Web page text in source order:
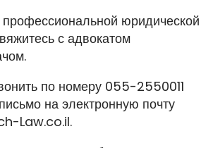
юридической
с адвокатом
по номеру 055-2550011
на электронную почту
Law.co.il.